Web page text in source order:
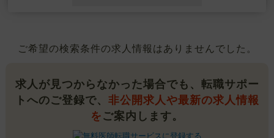
ご希望の検索条件の求人情報はありませんでした。
求人が見つからなかった場合でも、転職サポー
トへのご登録で、 非公開求人や最新の求人情報
を ご案内します。